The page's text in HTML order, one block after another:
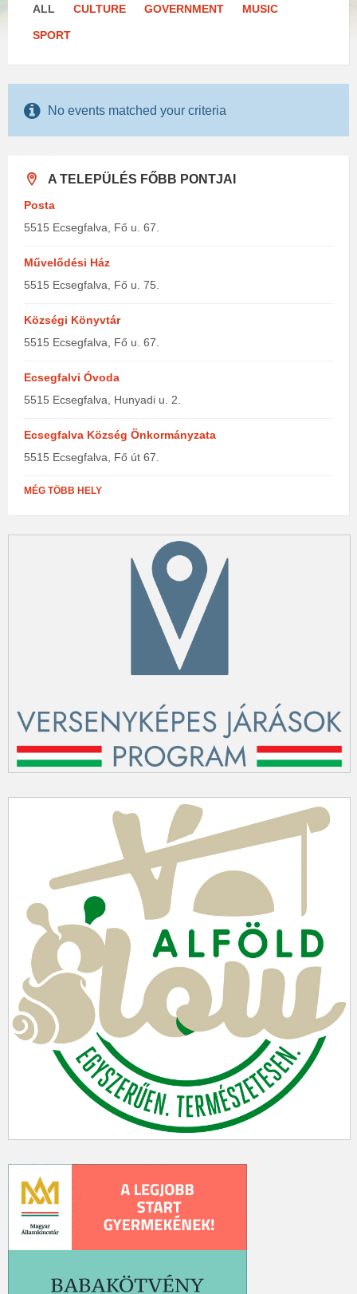
ALL CULTURE GOVERNMENT MUSIC
SPORT
No events matched your criteria
A TELEPÜLÉS FŐBB PONTJAI
Posta
5515 Ecsegfalva, Fő u. 67.
Művelődési Ház
5515 Ecsegfalva, Fő u. 75.
Községi Könyvtár
5515 Ecsegfalva, Fő u. 67.
Ecsegfalvi Óvoda
5515 Ecsegfalva, Hunyadi u. 2.
Ecsegfalva Község Önkormányzata
5515 Ecsegfalva, Fő út 67.
MÉG TÖBB HELY